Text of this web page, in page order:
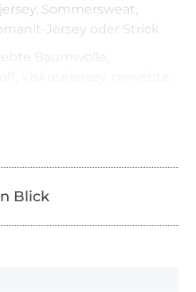
Sommersweat,
Jersey oder Strick
Baumwolle,
Blick